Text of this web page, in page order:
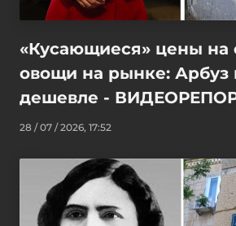
«Кусающиеся» цены на
овощи на рынке: Арбуз
дешевле -
28 / 07 / 2026, 17:52